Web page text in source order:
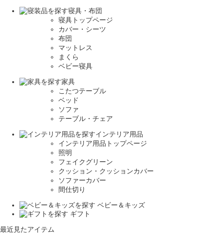
寝具・布団
寝具トップページ
カバー・シーツ
布団
マットレス
まくら
ベビー寝具
家具
こたつテーブル
ベッド
ソファ
テーブル・チェア
インテリア用品
インテリア用品トップページ
照明
フェイクグリーン
クッション・クッションカバー
ソファーカバー
間仕切り
ベビー＆キッズ
ギフト
最近見たアイテム